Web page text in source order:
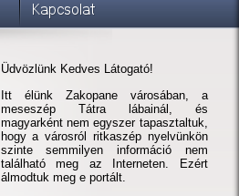
Üdvözlünk Kedves Látogató!
Itt élünk Zakopane városában, a
meseszép Tátra lábainál, és
magyarként nem egyszer tapasztaltuk,
hogy a városról ritkaszép nyelvünkön
szinte semmilyen információ nem
található meg az Interneten. Ezért
álmodtuk meg e portált.